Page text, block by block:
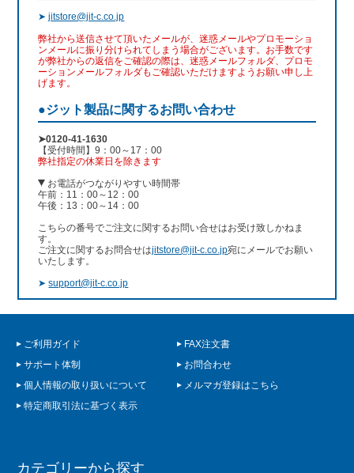
➤jitstore@jit-c.co.jp
弊社から送信させて頂いたメールが、迷惑メールやプロモーショ
ンメールに振り分けられてしまう場合がございます。お手数です
が弊社からの返信をご確認の際は、迷惑メールフォルダ、プロモ
ーションメールフォルダもご確認いただけますようお願い申し上
げます。
●ジット製品に関するお問い合わせ
➤0120-41-1630
【受付時間】9：00～17：00
弊社指定の休業日を除きます
お電話がつながりやすい時間帯
午前：11：00～12：00
午後：13：00～14：00
こちらの番号でご注文に関するお問い合せはお受け致しかねま
す。
ご注文に関するお問合せはjitstore@jit-c.co.jp宛にメールでお願い
いたします。
➤support@jit-c.co.jp
ご利用ガイド
FAX注文書
サポート体制
お問合わせ
個人情報の取り扱いについて
メルマガ登録はこちら
特定商取引法に基づく表示
カテゴリーから探す